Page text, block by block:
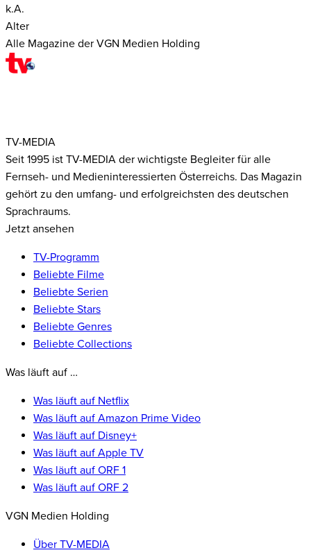
k.A.
Alter
Alle Magazine der VGN Medien Holding
TV-MEDIA
Seit 1995 ist TV-MEDIA der wichtigste Begleiter für alle
Fernseh- und Medieninteressierten Österreichs. Das Magazin
gehört zu den umfang- und erfolgreichsten des deutschen
Sprachraums.
Jetzt ansehen
TV-Programm
Beliebte Filme
Beliebte Serien
Beliebte Stars
Beliebte Genres
Beliebte Collections
Was läuft auf …
Was läuft auf Netflix
Was läuft auf Amazon Prime Video
Was läuft auf Disney+
Was läuft auf Apple TV
Was läuft auf ORF 1
Was läuft auf ORF 2
VGN Medien Holding
Über TV-MEDIA